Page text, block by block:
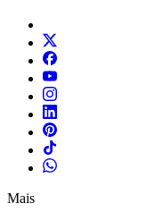
Mais